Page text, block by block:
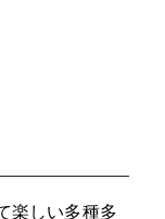
楽しい多種多